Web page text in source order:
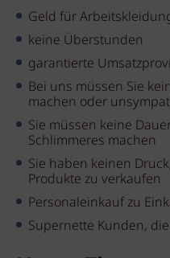
Geld für
keine Überstunden
garantierte
Bei uns müssen Sie
machen oder
Sie müssen keine
Schlimmeres machen
Sie haben keinen
Produkte zu verkaufen
Personaleinkauf zu
Supernette Kunden,